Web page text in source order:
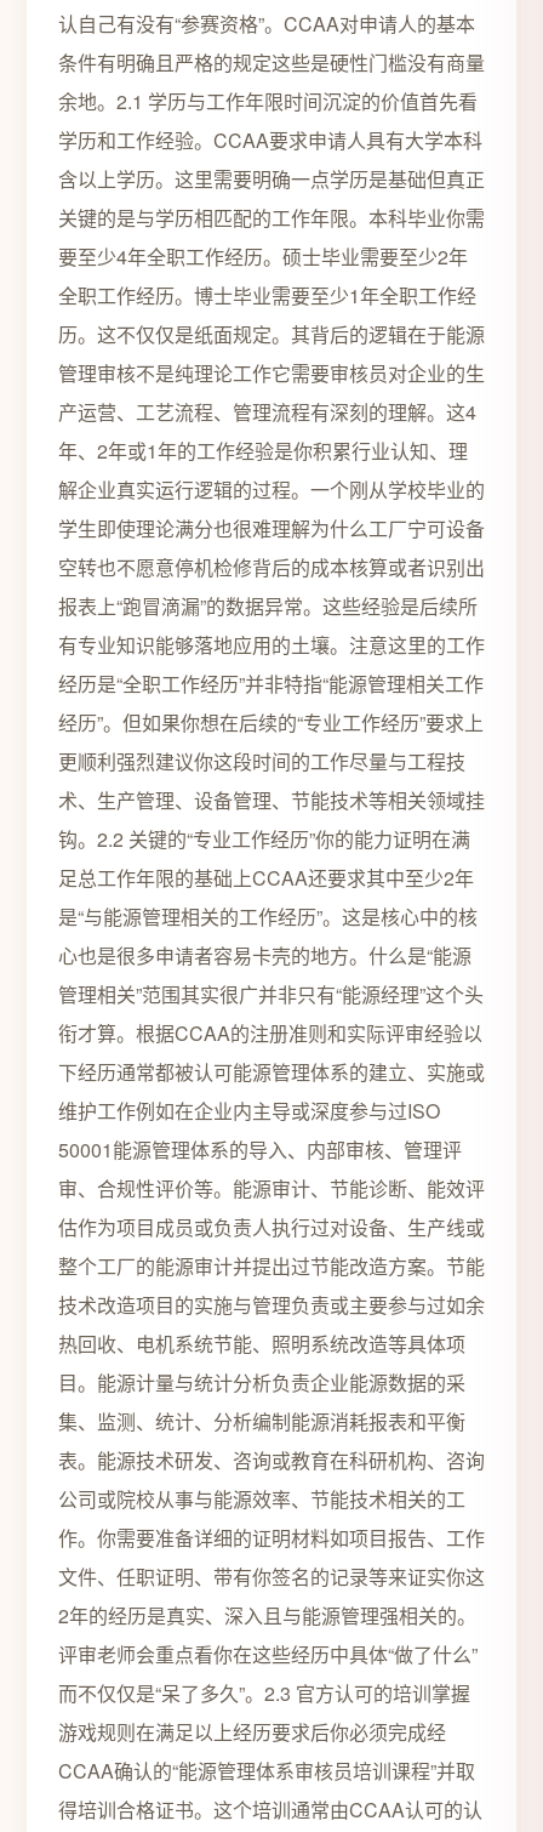
认自己有没有“参赛资格”。CCAA对申请人的基本
条件有明确且严格的规定这些是硬性门槛没有商量
余地。2.1 学历与工作年限时间沉淀的价值首先看
学历和工作经验。CCAA要求申请人具有大学本科
含以上学历。这里需要明确一点学历是基础但真正
关键的是与学历相匹配的工作年限。本科毕业你需
要至少4年全职工作经历。硕士毕业需要至少2年
全职工作经历。博士毕业需要至少1年全职工作经
历。这不仅仅是纸面规定。其背后的逻辑在于能源
管理审核不是纯理论工作它需要审核员对企业的生
产运营、工艺流程、管理流程有深刻的理解。这4
年、2年或1年的工作经验是你积累行业认知、理
解企业真实运行逻辑的过程。一个刚从学校毕业的
学生即使理论满分也很难理解为什么工厂宁可设备
空转也不愿意停机检修背后的成本核算或者识别出
报表上“跑冒滴漏”的数据异常。这些经验是后续所
有专业知识能够落地应用的土壤。注意这里的工作
经历是“全职工作经历”并非特指“能源管理相关工作
经历”。但如果你想在后续的“专业工作经历”要求上
更顺利强烈建议你这段时间的工作尽量与工程技
术、生产管理、设备管理、节能技术等相关领域挂
钩。2.2 关键的“专业工作经历”你的能力证明在满
足总工作年限的基础上CCAA还要求其中至少2年
是“与能源管理相关的工作经历”。这是核心中的核
心也是很多申请者容易卡壳的地方。什么是“能源
管理相关”范围其实很广并非只有“能源经理”这个头
衔才算。根据CCAA的注册准则和实际评审经验以
下经历通常都被认可能源管理体系的建立、实施或
维护工作例如在企业内主导或深度参与过ISO
50001能源管理体系的导入、内部审核、管理评
审、合规性评价等。能源审计、节能诊断、能效评
估作为项目成员或负责人执行过对设备、生产线或
整个工厂的能源审计并提出过节能改造方案。节能
技术改造项目的实施与管理负责或主要参与过如余
热回收、电机系统节能、照明系统改造等具体项
目。能源计量与统计分析负责企业能源数据的采
集、监测、统计、分析编制能源消耗报表和平衡
表。能源技术研发、咨询或教育在科研机构、咨询
公司或院校从事与能源效率、节能技术相关的工
作。你需要准备详细的证明材料如项目报告、工作
文件、任职证明、带有你签名的记录等来证实你这
2年的经历是真实、深入且与能源管理强相关的。
评审老师会重点看你在这些经历中具体“做了什么”
而不仅仅是“呆了多久”。2.3 官方认可的培训掌握
游戏规则在满足以上经历要求后你必须完成经
CCAA确认的“能源管理体系审核员培训课程”并取
得培训合格证书。这个培训通常由CCAA认可的认